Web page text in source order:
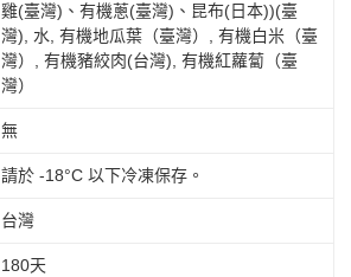
雞(臺灣)、有機蔥(臺灣)、昆布(日本))(臺
灣), 水, 有機地瓜葉（臺灣）, 有機白米（臺
灣）, 有機豬絞肉(台灣), 有機紅蘿蔔（臺
灣）
無
請於 -18°C 以下冷凍保存。
台灣
180天